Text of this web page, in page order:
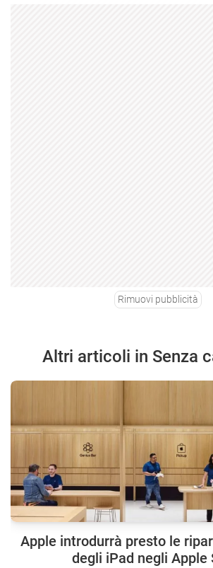
Rimuovi pubblicità
Altri articoli in Senza
Apple introdurrà presto le
degli iPad negli Apple